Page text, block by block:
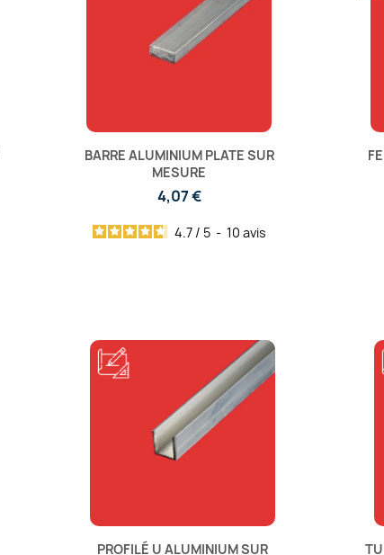
BARRE ALUMINIUM PLATE SUR
MESURE
4,07 €
4.7 / 5 - 10 avis
PROFILÉ U ALUMINIUM SUR